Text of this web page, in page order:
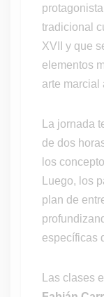
protagonista
tradicional
XVII y que
elementos
arte marcial
La jornada
de dos
los
Luego, los
plan de
específicas
Las clases